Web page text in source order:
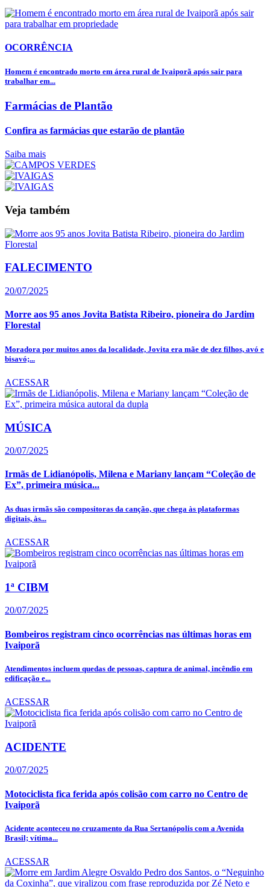
OCORRÊNCIA
Homem é encontrado morto em área rural de Ivaiporã após sair para
trabalhar em...
Farmácias de Plantão
Confira as farmácias que estarão de plantão
Saiba mais
Veja também
FALECIMENTO
20/07/2025
Morre aos 95 anos Jovita Batista Ribeiro, pioneira do Jardim
Florestal
Moradora por muitos anos da localidade, Jovita era mãe de dez filhos, avó e
bisavó;...
ACESSAR
MÚSICA
20/07/2025
Irmãs de Lidianópolis, Milena e Mariany lançam “Coleção de
Ex”, primeira música...
As duas irmãs são compositoras da canção, que chega às plataformas
digitais, às...
ACESSAR
1ª CIBM
20/07/2025
Bombeiros registram cinco ocorrências nas últimas horas em
Ivaiporã
Atendimentos incluem quedas de pessoas, captura de animal, incêndio em
edificação e...
ACESSAR
ACIDENTE
20/07/2025
Motociclista fica ferida após colisão com carro no Centro de
Ivaiporã
Acidente aconteceu no cruzamento da Rua Sertanópolis com a Avenida
Brasil; vítima...
ACESSAR